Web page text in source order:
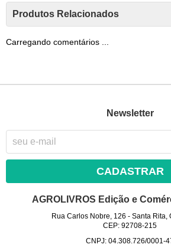
Produtos Relacionados
Carregando comentários ...
Newsletter
CADASTRAR
AGROLIVROS Edição e
Rua Carlos Nobre, 126 - Santa Rita,
CEP: 92708-215
CNPJ: 04.308.726/0001-